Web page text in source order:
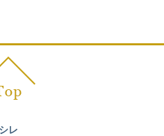
レ